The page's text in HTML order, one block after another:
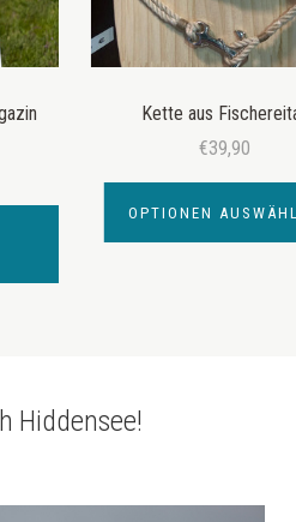
Kette aus
€39,90
OPTIONEN
Hiddensee!